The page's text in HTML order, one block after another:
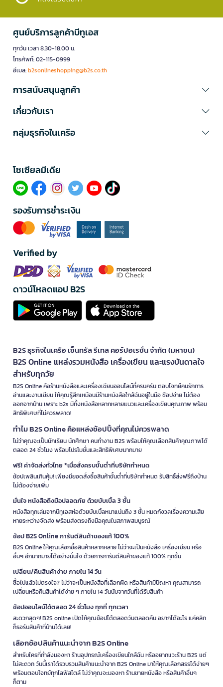
ศูนย์บริการลูกค้าบีทูเอส
ทุกวัน เวลา 8.30-18.00 น.
โทรศัพท์: 02-115-0999
อีเมล:b2sonlineshopping@b2s.co.th
การสนับสนุนลูกค้า
เกี่ยวกับเรา
กลุ่มธุรกิจในเครือ
โซเซียลมีเดีย​
รองรับการชำระเงิน
Verified by
ดาวน์โหลดแอป B2S
B2S ธุรกิจในเครือ เซ็นทรัล รีเทล คอร์ปอเรชั่น จำกัด (มหาชน)
B2S Online แหล่งรวมหนังสือ เครื่องเขียน และแรงบันดาลใจ
สำหรับทุกวัย
B2S Online คือร้านหนังสือและเครื่องเขียนออนไลน์ที่ครบครัน ตอบโจทย์คนรักการ
อ่านและงานเขียน ให้คุณรู้สึกเหมือนมีร้านหนังสือใกล้ฉันอยู่ในมือ ช้อปง่าย ไม่ต้อง
ออกจากบ้าน เพราะ b2s มีทั้งหนังสือหลากหลายแนวและเครื่องเขียนคุณภาพ พร้อม
สิทธิพิเศษที่ไม่ควรพลาด!
ทำไม B2S Online คือแหล่งช้อปปิ้งที่คุณไม่ควรพลาด
ไม่ว่าคุณจะเป็นนักเรียน นักศึกษา คนทำงาน B2S พร้อมให้คุณเลือกสินค้าคุณภาพได้
ตลอด 24 ชั่วโมง พร้อมโปรโมชั่นและสิทธิพิเศษมากมาย
ฟรี! ค่าจัดส่งทั่วไทย *เมื่อสั่งครบขั้นต่ำที่บริษัทกำหนด
ช้อปเพลินเกินคุ้ม! เพียงมียอดสั่งซื้อสินค้าขั้นต่ำที่บริษัทกำหนด รับสิทธิ์ส่งฟรีถึงบ้าน
ไม่ต้องจ่ายเพิ่ม
มั่นใจ หนังสือถึงมือปลอดภัย ด้วยบับเบิ้ล 3 ชั้น
หนังสือทุกเล่มจากบีทูเอสห่อด้วยบับเบิ้ลหนาแน่นถึง 3 ชั้น หมดกังวลเรื่องความเสีย
หายระหว่างจัดส่ง พร้อมส่งตรงถึงมือคุณในสภาพสมบูรณ์
ช้อป B2S Online การันตีสินค้าของแท้ 100%
B2S Online ให้คุณเลือกซื้อสินค้าหลากหลาย ไม่ว่าจะเป็นหนังสือ เครื่องเขียน หรือ
อื่นๆ อีกมากมายได้อย่างมั่นใจ ด้วยการการันตีสินค้าของแท้ 100% ทุกชิ้น
เปลี่ยน/คืนสินค้าง่าย ภายใน 14 วัน
ซื้อไปแล้วไม่ตรงใจ? ไม่ว่าจะเป็นหนังสือที่เลือกผิด หรือสินค้ามีปัญหา คุณสามารถ
เปลี่ยนหรือคืนสินค้าได้ง่าย ๆ ภายใน 14 วันนับจากวันที่ได้รับสินค้า
ช้อปออนไลน์ได้ตลอด 24 ชั่วโมง ทุกที่ ทุกเวลา
สะดวกสุดๆ! B2S online เปิดให้คุณช้อปได้ตลอดวันตลอดคืน อยากได้อะไร แค่คลิก
ก็รอรับสินค้าที่บ้านได้เลย!
เลือกช้อปสินค้าแนะนำจาก B2S Online
สำหรับใครที่กำลังมองหา ร้านอุปกรณ์เครื่องเขียนใกล้ฉัน หรืออยากแวะร้าน B2S แต่
ไม่สะดวก วันนี้เราได้รวบรวมสินค้าแนะนำจาก B2S Online มาให้คุณเลือกสรรได้ง่ายๆ
พร้อมตอบโจทย์ทุกไลฟ์สไตล์ ไม่ว่าคุณจะมองหา ร้านขายหนังสือ หรือสินค้าอื่นๆ
ก็ตาม